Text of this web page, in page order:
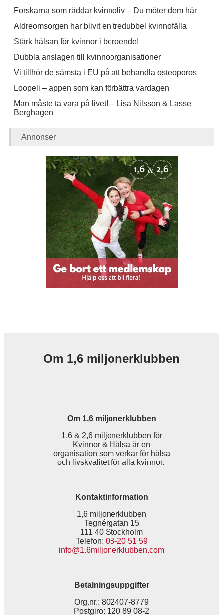
Forskarna som räddar kvinnoliv – Du möter dem här
Äldreomsorgen har blivit en tredubbel kvinnofälla
Stärk hälsan för kvinnor i beroende!
Dubbla anslagen till kvinnoorganisationer
Vi tillhör de sämsta i EU på att behandla osteoporos
Loopeli – appen som kan förbättra vardagen
Man måste ta vara på livet! – Lisa Nilsson & Lasse
Berghagen
Annonser
Om 1,6 miljonerklubben
Om 1,6 miljonerklubben
1,6 & 2,6 miljonerklubben för
Kvinnor & Hälsa är en
organisation som verkar för hälsa
och livskvalitet för alla kvinnor.
Kontaktinformation
1,6 miljonerklubben
Tegnérgatan 15
111 40 Stockholm
Telefon: 08-20 51 59
info@1.6miljonerklubben.com
Betalningsuppgifter
Org.nr.: 802407-8779
Postgiro: 120 89 08-2